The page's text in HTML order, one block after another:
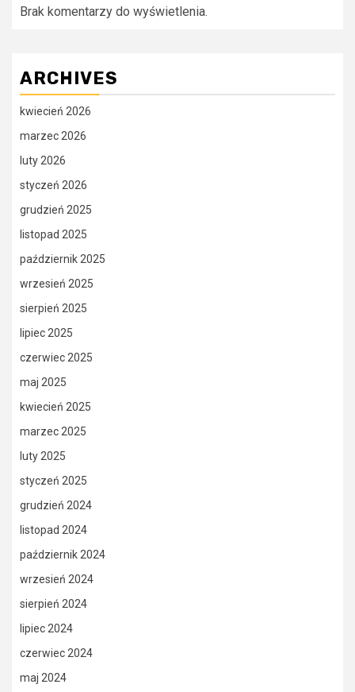
Brak komentarzy do wyświetlenia.
ARCHIVES
kwiecień 2026
marzec 2026
luty 2026
styczeń 2026
grudzień 2025
listopad 2025
październik 2025
wrzesień 2025
sierpień 2025
lipiec 2025
czerwiec 2025
maj 2025
kwiecień 2025
marzec 2025
luty 2025
styczeń 2025
grudzień 2024
listopad 2024
październik 2024
wrzesień 2024
sierpień 2024
lipiec 2024
czerwiec 2024
maj 2024